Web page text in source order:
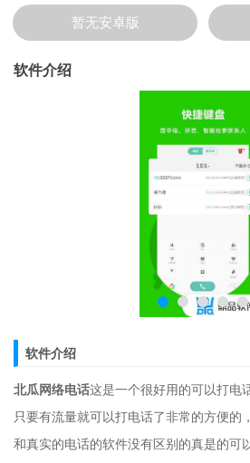
暂无安卓版
软件介绍
软件介绍
北瓜网络电话这是一个很好用的可以打电
只要有流量就可以打电话了非常的方便的
和真实的电话的软件没有区别的真是的可